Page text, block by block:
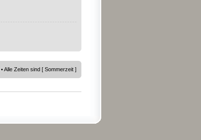
• Alle Zeiten sind [ Sommerzeit ]